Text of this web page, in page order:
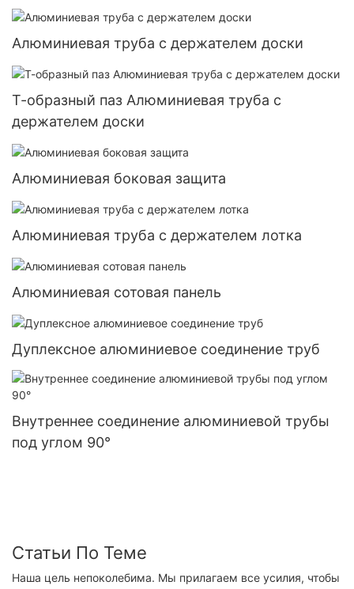
Алюминиевая труба с держателем доски
Т-образный паз Алюминиевая труба с
держателем доски
Алюминиевая боковая защита
Алюминиевая труба с держателем лотка
Алюминиевая сотовая панель
Дуплексное алюминиевое соединение труб
Внутреннее соединение алюминиевой трубы
под углом 90°
Статьи По Теме
Наша цель непоколебима. Мы прилагаем все усилия, чтобы